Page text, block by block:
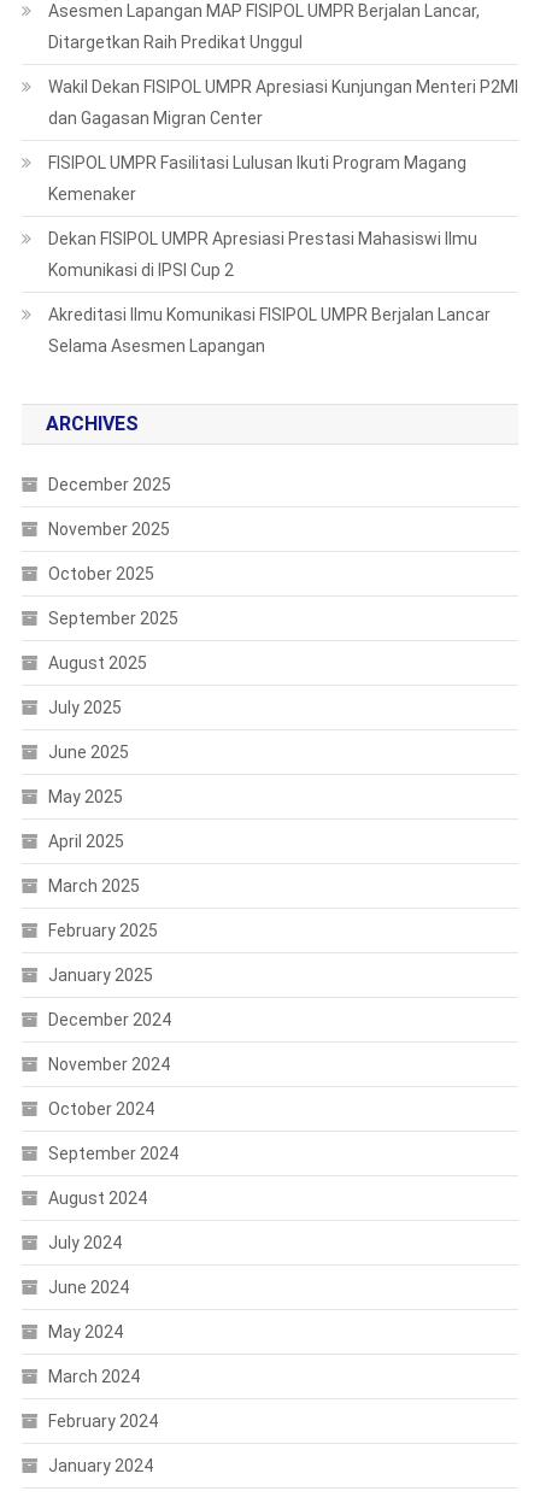
Asesmen Lapangan MAP FISIPOL UMPR Berjalan Lancar,
Ditargetkan Raih Predikat Unggul
Wakil Dekan FISIPOL UMPR Apresiasi Kunjungan Menteri P2MI
dan Gagasan Migran Center
FISIPOL UMPR Fasilitasi Lulusan Ikuti Program Magang
Kemenaker
Dekan FISIPOL UMPR Apresiasi Prestasi Mahasiswi Ilmu
Komunikasi di IPSI Cup 2
Akreditasi Ilmu Komunikasi FISIPOL UMPR Berjalan Lancar
Selama Asesmen Lapangan
ARCHIVES
December 2025
November 2025
October 2025
September 2025
August 2025
July 2025
June 2025
May 2025
April 2025
March 2025
February 2025
January 2025
December 2024
November 2024
October 2024
September 2024
August 2024
July 2024
June 2024
May 2024
March 2024
February 2024
January 2024